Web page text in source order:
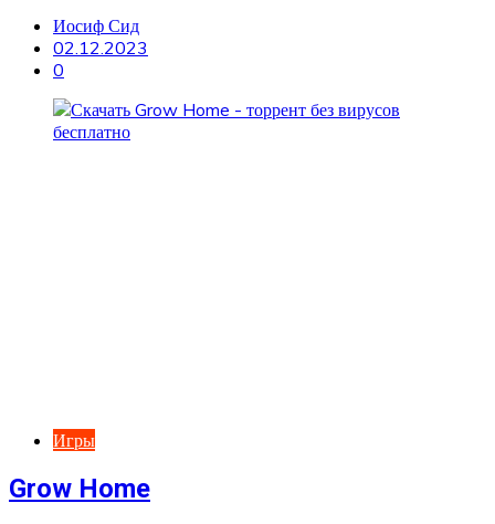
Иосиф Сид
02.12.2023
0
Игры
Grow Home